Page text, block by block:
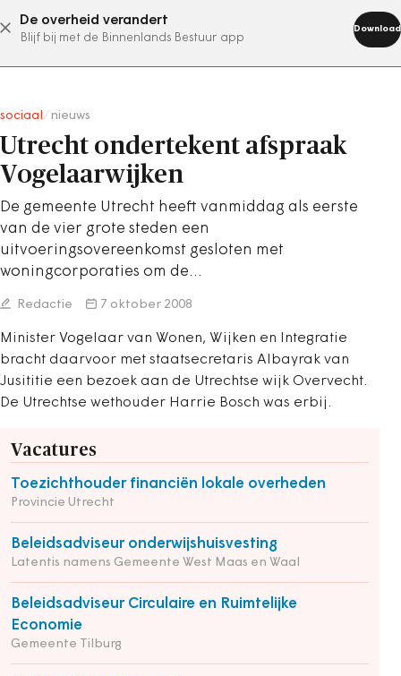
De overheid verandert
Blijf bij met de Binnenlands Bestuur app
Download
abonneer nu
sociaal nieuws
Utrecht ondertekent afspraak
Vogelaarwijken
De gemeente Utrecht heeft vanmiddag als eerste
van de vier grote steden een
uitvoeringsovereenkomst gesloten met
woningcorporaties om de…
Redactie 7 oktober 2008
Minister Vogelaar van Wonen, Wijken en Integratie
bracht daarvoor met staatsecretaris Albayrak van
Jusititie een bezoek aan de Utrechtse wijk Overvecht.
De Utrechtse wethouder Harrie Bosch was erbij.
Vacatures
Toezichthouder financiën lokale overheden
Provincie Utrecht
Beleidsadviseur onderwijshuisvesting
Latentis namens Gemeente West Maas en Waal
Beleidsadviseur Circulaire en Ruimtelijke
Economie
Gemeente Tilburg